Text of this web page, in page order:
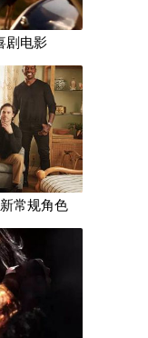
剧电影
常规角色
部童话
秋季新剧前瞻：《海豹突击队》，这世界上最Man最帅的男人